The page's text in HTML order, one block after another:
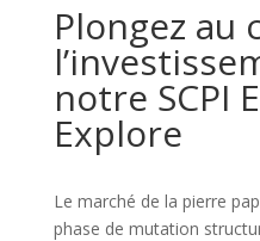
Plongez
notre SCPI
Explore
Le marché de la pierre
phase de mutation